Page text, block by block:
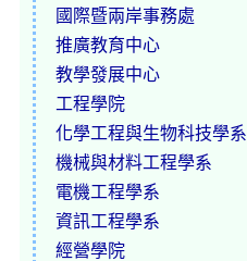
國際暨兩岸事務處
推廣教育中心
教學發展中心
工程學院
化學工程與生物科技學系
機械與材料工程學系
電機工程學系
資訊工程學系
經營學院